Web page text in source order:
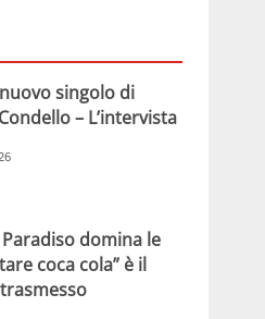
singolo di
– L’intervista
domina le
coca cola” è il